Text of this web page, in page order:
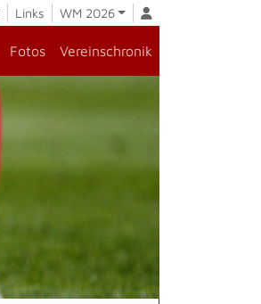
Links WM 2026
Fotos Vereinschronik